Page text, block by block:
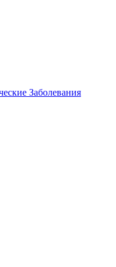
Заболевания